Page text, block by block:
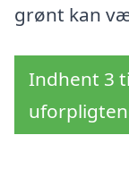
grønt kan
Indhent 3